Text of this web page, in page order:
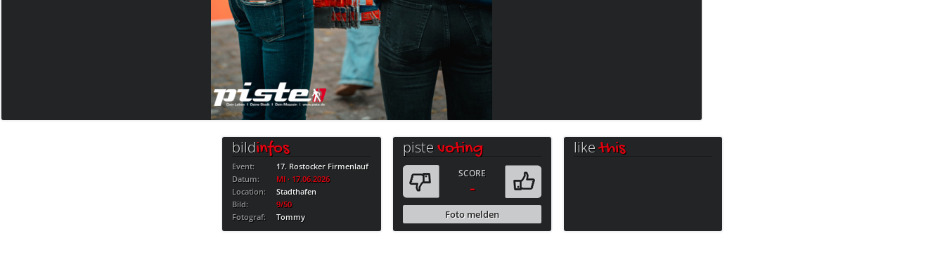
bildinfos
Event:
17. Rostocker Firmenlauf
Datum:
MI · 17.06.2026
Location:
Stadthafen
Bild:
9/50
Fotograf:
Tommy
pistevoting
SCORE
-
Foto melden
likethis